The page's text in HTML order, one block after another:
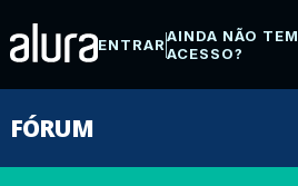
ENTRARAINDA NÃO TEM
ACESSO?
FÓRUM